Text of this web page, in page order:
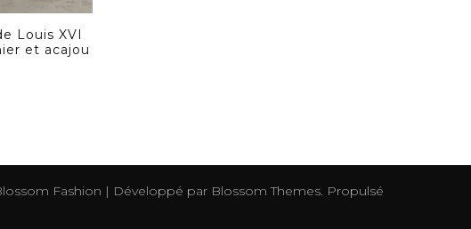
Louis XVI
et acajou
Fashion | Développé parBlossom Themes. Propulsé